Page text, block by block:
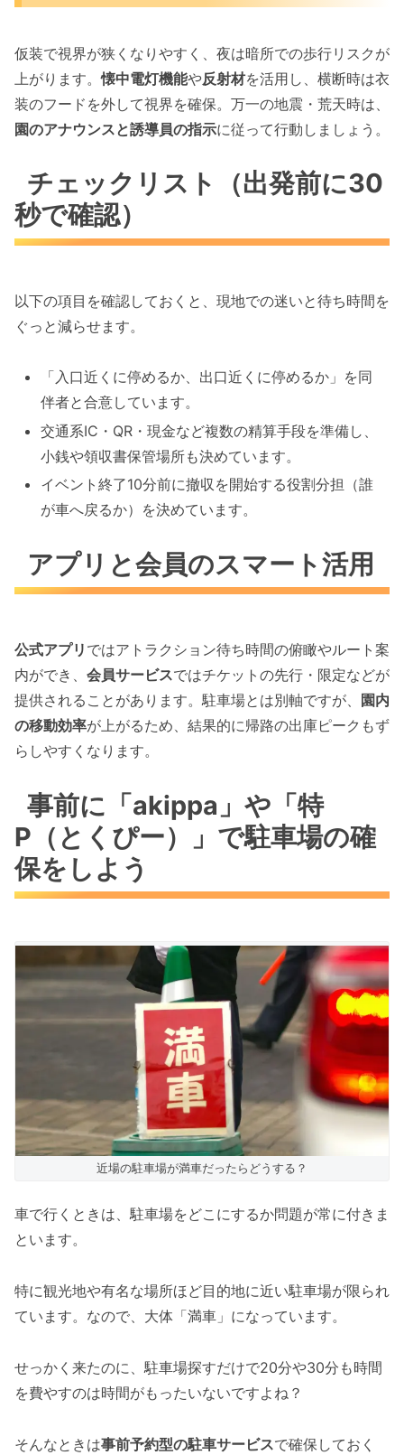
仮装で視界が狭くなりやすく、夜は暗所での歩行リスクが
上がります。懐中電灯機能や反射材を活用し、横断時は衣
装のフードを外して視界を確保。万一の地震・荒天時は、
園のアナウンスと誘導員の指示に従って行動しましょう。
チェックリスト（出発前に30
秒で確認）
以下の項目を確認しておくと、現地での迷いと待ち時間を
ぐっと減らせます。
「入口近くに停めるか、出口近くに停めるか」を同
伴者と合意しています。
交通系IC・QR・現金など複数の精算手段を準備し、
小銭や領収書保管場所も決めています。
イベント終了10分前に撤収を開始する役割分担（誰
が車へ戻るか）を決めています。
アプリと会員のスマート活用
公式アプリ ではアトラクション待ち時間の俯瞰やルート案
内ができ、 会員サービスではチケットの先行・限定などが
提供されることがあります。駐車場とは別軸ですが、 園内
の移動効率が上がるため、結果的に帰路の出庫ピークもず
らしやすくなります。
事前に「akippa」や「特
P（とくぴー）」で駐車場の確
保をしよう
近場の駐車場が満車だったらどうする？
車で行くときは、駐車場をどこにするか問題が常に付きま
といます。
特に観光地や有名な場所ほど目的地に近い駐車場が限られ
ています。なので、大体「満車」になっています。
せっかく来たのに、駐車場探すだけで20分や30分も時間
を費やすのは時間がもったいないですよね？
そんなときは事前予約型の駐車サービスで確保しておく